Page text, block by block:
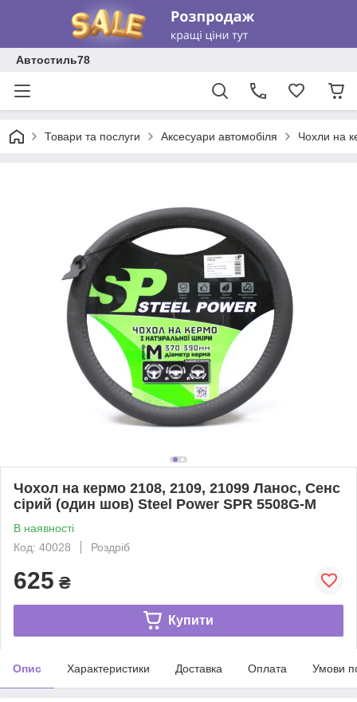
Автостиль78
Товари та послуги Аксесуари автомобіля Чохли на
Чохол на кермо 2108, 2109, 21099 Ланос, Сенс
сірий (один шов) Steel Power SPR 5508G-M
В наявності
Код: 40028
Роздріб
625 ₴
Купити
Опис Характеристики Доставка Оплата Умови